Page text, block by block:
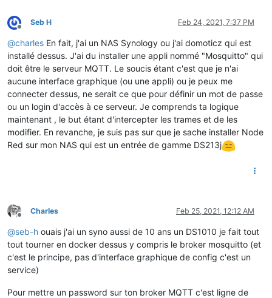
Offline
Seb H Feb 24, 2021, 7:37 PM
@charles En fait, j'ai un NAS Synology ou j'ai domoticz qui est
installé dessus. J'ai du installer une appli nommé "Mosquitto" qui
doit être le serveur MQTT. Le soucis étant c'est que je n'ai
aucune interface graphique (ou une appli) ou je peux me
connecter dessus, ne serait ce que pour définir un mot de passe
ou un login d'accès à ce serveur. Je comprends ta logique
maintenant , le but étant d'intercepter les trames et de les
modifier. En revanche, je suis pas sur que je sache installer Node
Red sur mon NAS qui est un entrée de gamme DS213j
Offline
Charles Feb 25, 2021, 12:12 AM
@seb-h ouais j'ai un syno aussi de 10 ans un DS1010 je fait tout
tout tourner en docker dessus y compris le broker mosquitto (et
c'est le principe, pas d'interface graphique de config c'est un
service)
Pour mettre un password sur ton broker MQTT c'est ligne de